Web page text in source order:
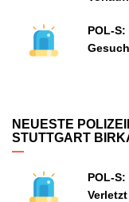
POL-
NEUESTE
STUTTGART
POL-